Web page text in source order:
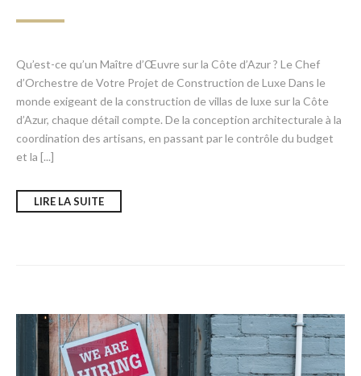
Qu’est-ce qu’un Maître d’Œuvre sur la Côte d’Azur ? Le Chef
d’Orchestre de Votre Projet de Construction de Luxe Dans le
monde exigeant de la construction de villas de luxe sur la Côte
d’Azur, chaque détail compte. De la conception architecturale à la
coordination des artisans, en passant par le contrôle du budget
et la [...]
LIRE LA SUITE